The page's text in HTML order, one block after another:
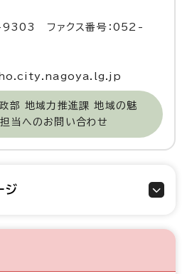
ファクス番号：052-
部 地域力推進課 地域の魅
当へのお問い合わせ
ジ